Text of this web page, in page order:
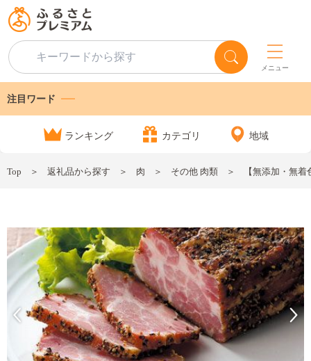
メニュー
注目ワード
ランキング カテゴリ 地域
Top 返礼品から探す 肉 その他 肉類 【無添加・無